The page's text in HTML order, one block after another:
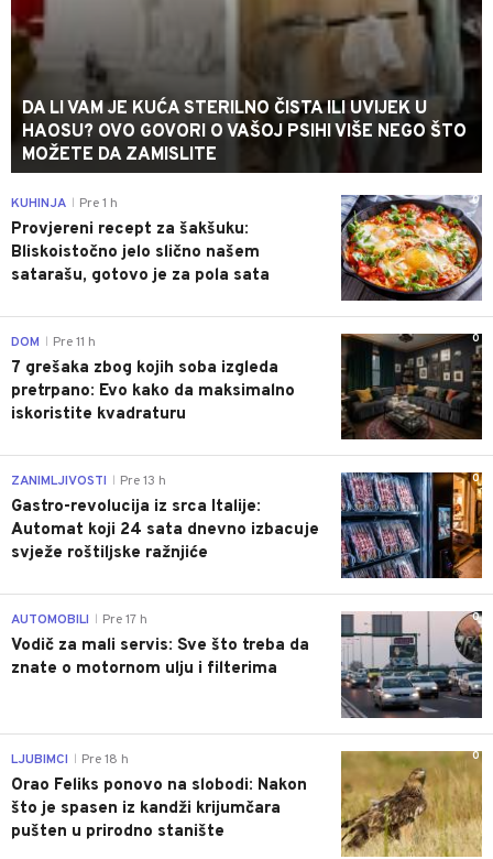
DA LI VAM JE KUĆA STERILNO ČISTA ILI UVIJEK U
HAOSU? OVO GOVORI O VAŠOJ PSIHI VIŠE NEGO ŠTO
MOŽETE DA ZAMISLITE
0
KUHINJA Pre 1 h
Provjereni recept za šakšuku:
Bliskoistočno jelo slično našem
satarašu, gotovo je za pola sata
0
DOM Pre 11 h
7 grešaka zbog kojih soba izgleda
pretrpano: Evo kako da maksimalno
iskoristite kvadraturu
0
ZANIMLJIVOSTI Pre 13 h
Gastro-revolucija iz srca Italije:
Automat koji 24 sata dnevno izbacuje
svježe roštiljske ražnjiće
0
AUTOMOBILI Pre 17 h
Vodič za mali servis: Sve što treba da
znate o motornom ulju i filterima
0
LJUBIMCI Pre 18 h
Orao Feliks ponovo na slobodi: Nakon
što je spasen iz kandži krijumčara
pušten u prirodno stanište